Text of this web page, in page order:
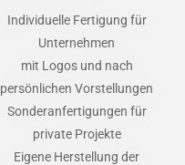
Individuelle Fertigung für
Unternehmen
mit Logos und nach
persönlichen Vorstellungen
Sonderanfertigungen für
private Projekte
Eigene Herstellung der